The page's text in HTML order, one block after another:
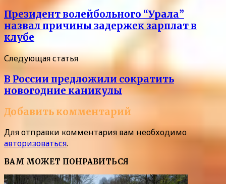
Президент волейбольного “Урала”
назвал причины задержек зарплат в
клубе
Следующая статья
В России предложили сократить
новогодние каникулы
Добавить комментарий
Для отправки комментария вам необходимо
авторизоваться.
ВАМ МОЖЕТ ПОНРАВИТЬСЯ